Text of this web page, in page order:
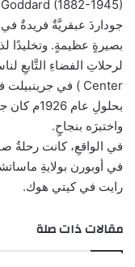
جوداردَ عبقريَّةٌ فريدةٌ في
بصيرةٍ عظيمةٍ. وتخليدًا
Center ) في جرينبيلت في ولايةِ ماريلاند في 1 مايو 1959م.
بحلولِ
واختبرَه بنجاحٍ.
في أوبورن بولايةِ
رايت في كيتي هوك.
مقالات ذات صلة